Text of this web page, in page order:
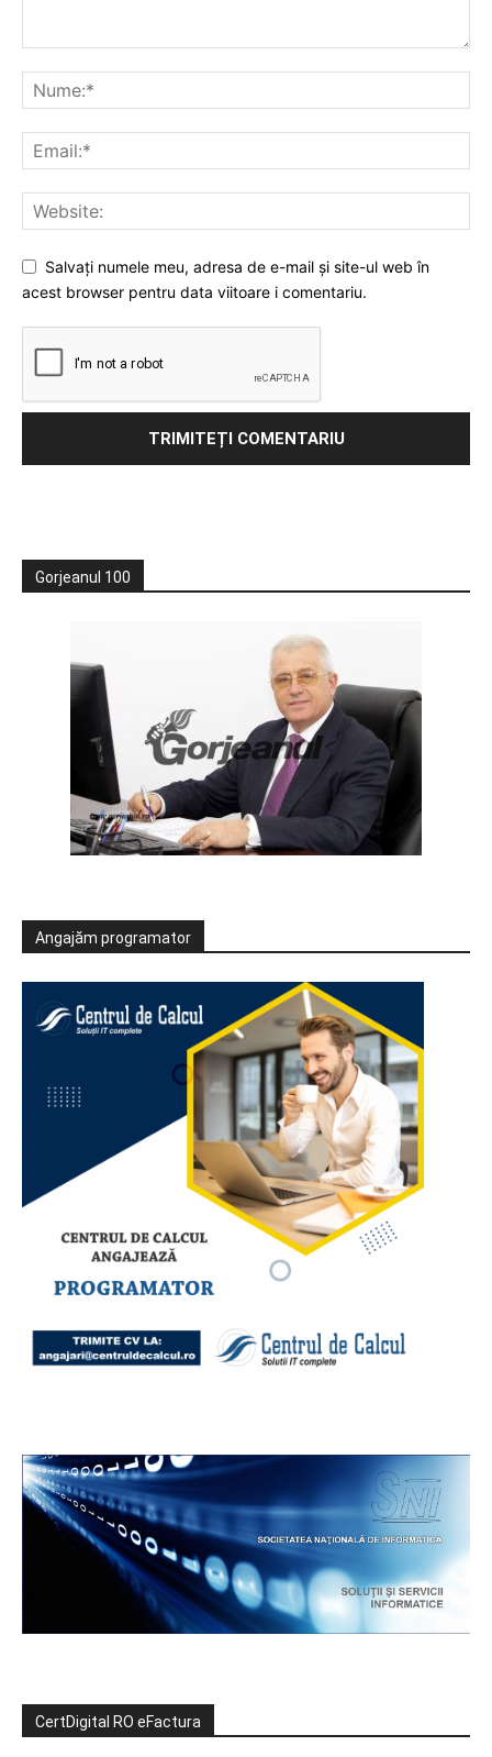
Salvați numele meu, adresa de e-mail și site-ul web în
acest browser pentru data viitoare i comentariu.
Gorjeanul 100
Angajăm programator
CertDigital RO eFactura